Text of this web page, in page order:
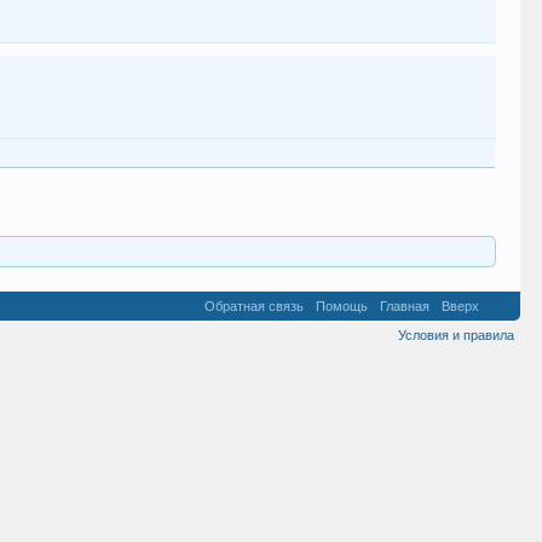
Обратная связь Помощь Главная
Вверх
Условия и правила